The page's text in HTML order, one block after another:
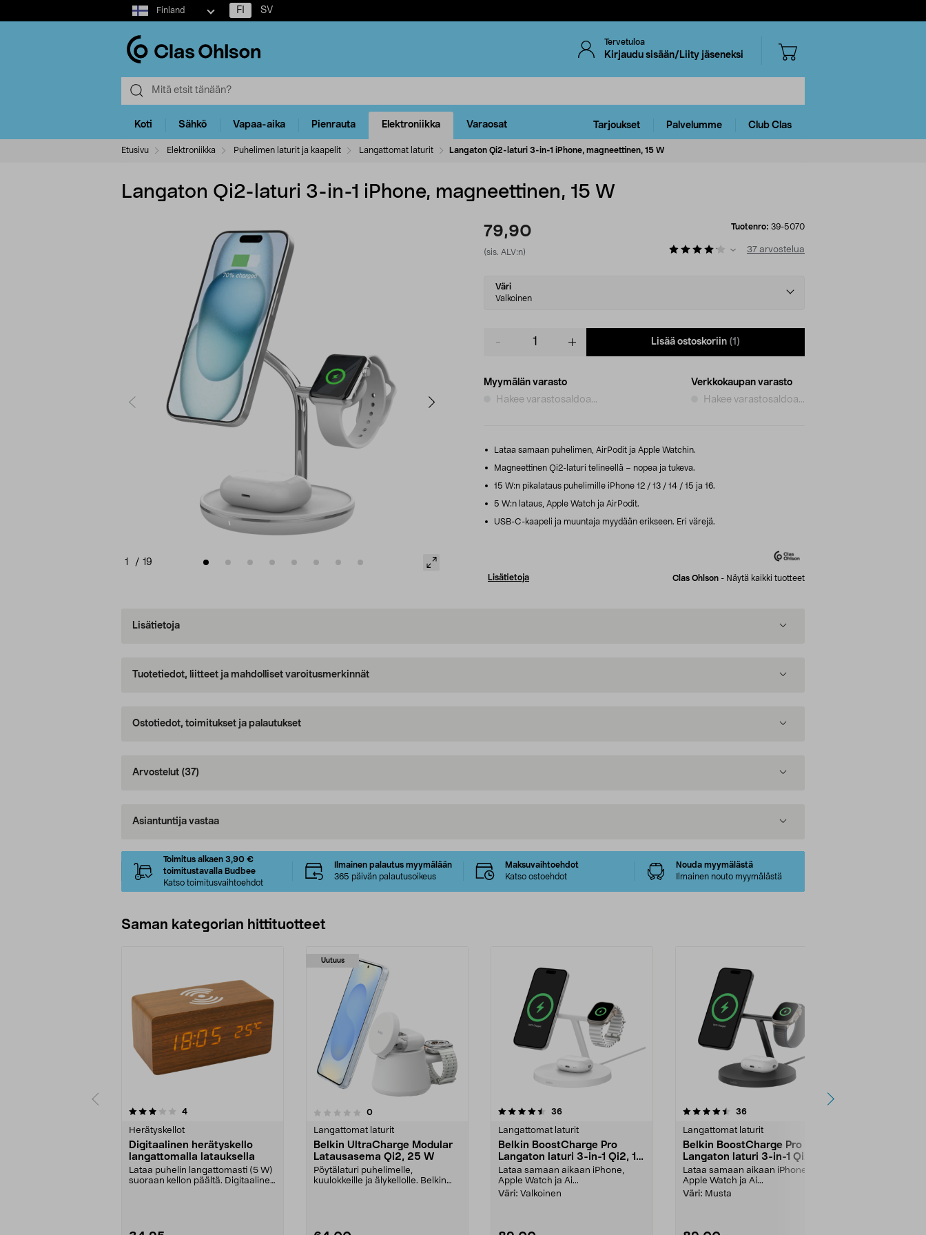
Select
market
Finland FI SV
Tervetuloa
Kirjaudu sisään/Liity jäseneksi
Koti Sähkö Vapaa-aika Pienrauta Elektroniikka Varaosat Tarjoukset Palvelumme Club Clas
Etusivu Elektroniikka Puhelimen laturit ja kaapelit Langattomat laturit Langaton Qi2-laturi 3-in-1 iPhone, magneettinen, 15 W
Langaton Qi2-laturi 3-in-1 iPhone, magneettinen, 15 W
1 / 19
79,90
(sis. ALV:n)
Tuotenro: 39-5070
37 arvostelua
Select
variant
Väri
Valkoinen
Lisää ostoskoriin (1)
Myymälän varasto
Hakee varastosaldoa...
Verkkokaupan varasto
Hakee varastosaldoa...
Lataa samaan puhelimen, AirPodit ja Apple Watchin.
Magneettinen Qi2-laturi telineellä – nopea ja tukeva.
15 W:n pikalataus puhelimille iPhone 12 / 13 / 14 / 15 ja 16.
5 W:n lataus, Apple Watch ja AirPodit.
USB-C-kaapeli ja muuntaja myydään erikseen. Eri värejä.
Lisätietoja Clas Ohlson - Näytä kaikki tuotteet
Lisätietoja
Tuotetiedot, liitteet ja mahdolliset varoitusmerkinnät
Ostotiedot, toimitukset ja palautukset
Arvostelut (37)
Asiantuntija vastaa
Toimitus alkaen 3,90 €
toimitustavalla Budbee
Katso toimitusvaihtoehdot
Ilmainen palautus myymälään
365 päivän palautusoikeus
Maksuvaihtoehdot
Katso ostoehdot
Nouda myymälästä
Ilmainen nouto myymälästä
Saman kategorian hittituotteet
4arvostelut
Herätyskellot
Digitaalinen herätyskello
langattomalla latauksella
Lataa puhelin langattomasti (5 W)
suoraan kellon päältä. Digitaalinen
Uutuus
0.0 viidestä
0arvostelut
Langattomat laturit
Belkin UltraCharge Modular
Latausasema Qi2, 25 W
Pöytälaturi puhelimelle,
kuulokkeille ja älykellolle. Belkin
4.5 viidestä
36arvostelut
Langattomat laturit
Belkin BoostCharge Pro
Langaton laturi 3-in-1 Qi2, 15
W
Lataa samaan aikaan iPhone,
Apple Watch ja Ai...
Väri: Valkoinen
4.5 viidestä
36arvostelut
Langattomat laturit
Belkin BoostCharge Pro
Langaton laturi 3-in-1 Qi2, 15
W
Lataa samaan aikaan iPhone,
Apple Watch ja Ai...
Väri: Musta
4.0 viidestä